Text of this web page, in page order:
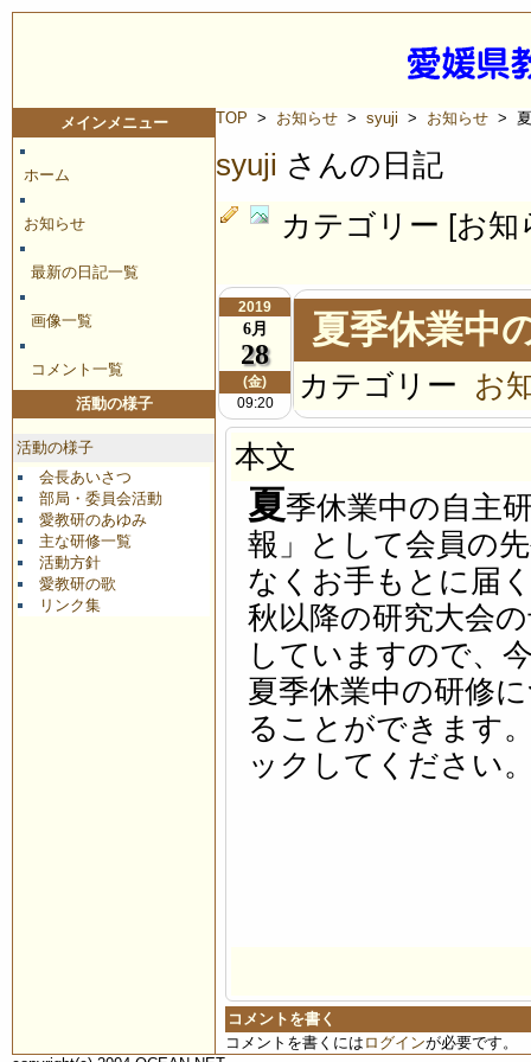
メインメニュー
ホーム
お知らせ
最新の日記一覧
画像一覧
コメント一覧
活動の様子
活動の様子
会長あいさつ
部局・委員会活動
愛教研のあゆみ
主な研修一覧
活動方針
愛教研の歌
リンク集
TOP > お知らせ > syuji > お知らせ > 夏
syuji さんの日記
カテゴリー [お
2019
6月
28
(金)
09:20
夏季休業中
カテゴリー お
本文
夏季休業中の自主
報」として会員の
なくお手もとに届
秋以降の研究大会
していますので、
夏季休業中の研修
ることができます
ックしてください
コメントを書く
コメントを書くには ログインが必要です。